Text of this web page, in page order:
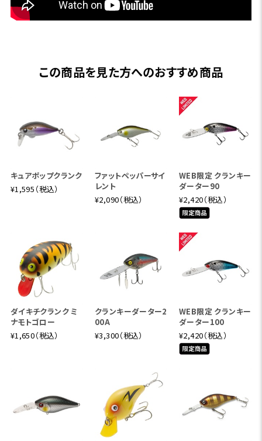
この商品を見た方へのおすすめ商品
キュアポップクランク
¥1,595（税込）
ファットペッパーサイ
レント
¥2,090（税込）
WEB限定 クランキー
ダーター90
¥2,420（税込）
ダイキチクランク ミ
ナモトゴロー
¥1,650（税込）
クランキーダーター2
00A
¥3,300（税込）
WEB限定 クランキー
ダーター100
¥2,420（税込）